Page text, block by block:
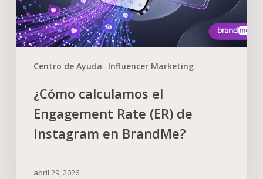
Centro de Ayuda Influencer Marketing
¿Cómo calculamos el
Engagement Rate (ER) de
Instagram en BrandMe?
abril 29, 2026